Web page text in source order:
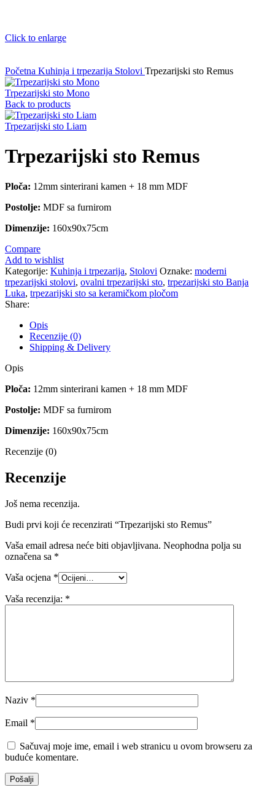
Click to enlarge
Početna Kuhinja i trpezarija Stolovi Trpezarijski sto Remus
Trpezarijski sto Mono
Back to products
Trpezarijski sto Liam
Trpezarijski sto Remus
Ploča: 12mm sinterirani kamen + 18 mm MDF
Postolje: MDF sa furnirom
Dimenzije: 160x90x75cm
Compare
Add to wishlist
Kategorije: Kuhinja i trpezarija, Stolovi Oznake: moderni
trpezarijski stolovi, ovalni trpezarijski sto, trpezarijski sto Banja
Luka, trpezarijski sto sa keramičkom pločom
Share:
Opis
Recenzije (0)
Shipping & Delivery
Opis
Ploča: 12mm sinterirani kamen + 18 mm MDF
Postolje: MDF sa furnirom
Dimenzije: 160x90x75cm
Recenzije (0)
Recenzije
Još nema recenzija.
Budi prvi koji će recenzirati “Trpezarijski sto Remus”
Vaša email adresa neće biti objavljivana. Neophodna polja su
označena sa *
Vaša ocjena *
Vaša recenzija: *
Naziv *
Email *
Sačuvaj moje ime, email i web stranicu u ovom browseru za
buduće komentare.